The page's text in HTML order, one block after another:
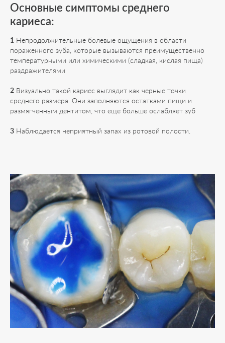
Основные симптомы среднего
кариеса:
1 Непродолжительные болевые ощущения в области
пораженного зуба, которые вызываются преимущественно
температурными или химическими (сладкая, кислая пища)
раздражителями
2 Визуально такой кариес выглядит как черные точки
среднего размера. Они заполняются остатками пищи и
размягченным дентитом, что еще больше ослабляет зуб
3 Наблюдается неприятный запах из ротовой полости.